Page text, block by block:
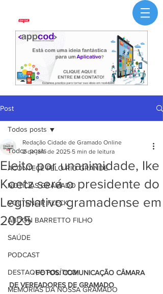
Post
Todos posts
ACONTECE PELO RIO GRANDE
NOTÍCIAS GRAMADO
VOLTENCIR FLECK
ABDON BARRETTO FILHO
SAÚDE
PODCAST
DESTAQUE POLÍTICO
MEMÓRIAS DA NOSSA GRAMADO
Todos posts
Eleito por unanimidade, Ike
Koetz será o presidente do
Legislativo gramadense em
2025
Redação Cidade de Gramado Online
2 de jan. de 2025 5 min de leitura
             FOTOS: COMUNICAÇÃO CÂMARA
DE VEREADORES DE GRAMADO